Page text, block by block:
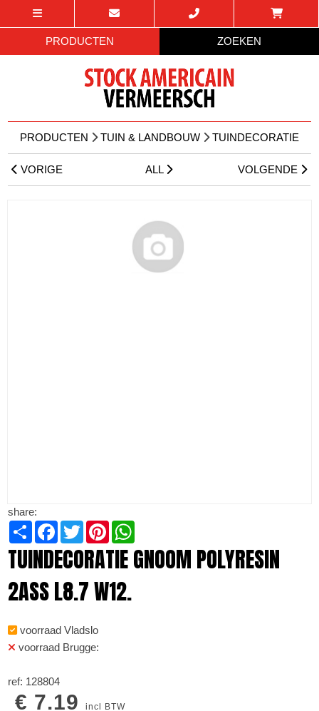
PRODUCTEN ZOEKEN
PRODUCTEN TUIN & LANDBOUW TUINDECORATIE
VORIGE ALL VOLGENDE
share:
Share Facebook
TwitterPinterest
TUINDECORATIE GNOOM POLYRESIN
2ASS L8.7 W12.
voorraad Vladslo
voorraad Brugge:
ref: 128804
€ 7.19incl BTW